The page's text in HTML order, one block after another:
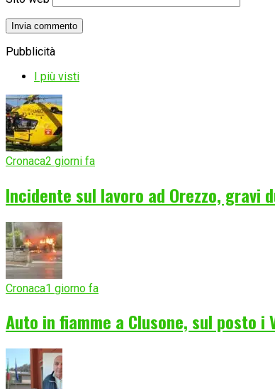
Pubblicità
I più visti
Cronaca2 giorni fa
Incidente sul lavoro ad Orezzo,
Cronaca1 giorno fa
Auto in fiamme a Clusone, sul posto i